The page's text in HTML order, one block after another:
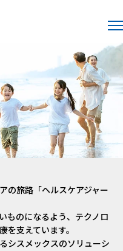
サイト
メ
の旅路「ヘルスケアジャー
ものになるよう、テクノロ
を支えています。
シスメックスのソリューシ